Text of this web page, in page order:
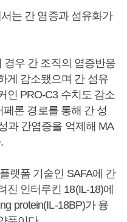
는 간 염증과 섬유화가
경우 간 조직의 염증반응
게 감소됐으며 간 섬유
인 PRO-C3 수치도 감소
론 경로를 통해 간 성
과 간염증을 억제해 MA
랫폼 기술인 SAFA에 간
진 인터루킨 18(IL-18)에
protein(IL-18BP)가 융